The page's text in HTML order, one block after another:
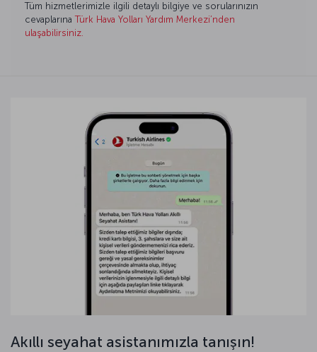
Tüm hizmetlerimizle ilgili detaylı bilgiye ve sorularınızın
cevaplarınaTürk Hava Yolları Yardım Merkezi’nden
ulaşabilirsiniz.
Akıllı seyahat asistanımızla tanışın!